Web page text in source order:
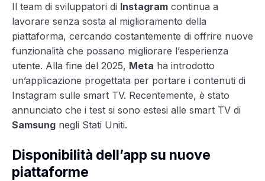
Il team di sviluppatori di Instagram continua a
lavorare senza sosta al miglioramento della
piattaforma, cercando costantemente di offrire nuove
funzionalità che possano migliorare l’esperienza
utente. Alla fine del 2025, Meta ha introdotto
un’applicazione progettata per portare i contenuti di
Instagram sulle smart TV. Recentemente, è stato
annunciato che i test si sono estesi alle smart TV di
Samsung negli Stati Uniti.
Disponibilità dell’app su nuove
piattaforme